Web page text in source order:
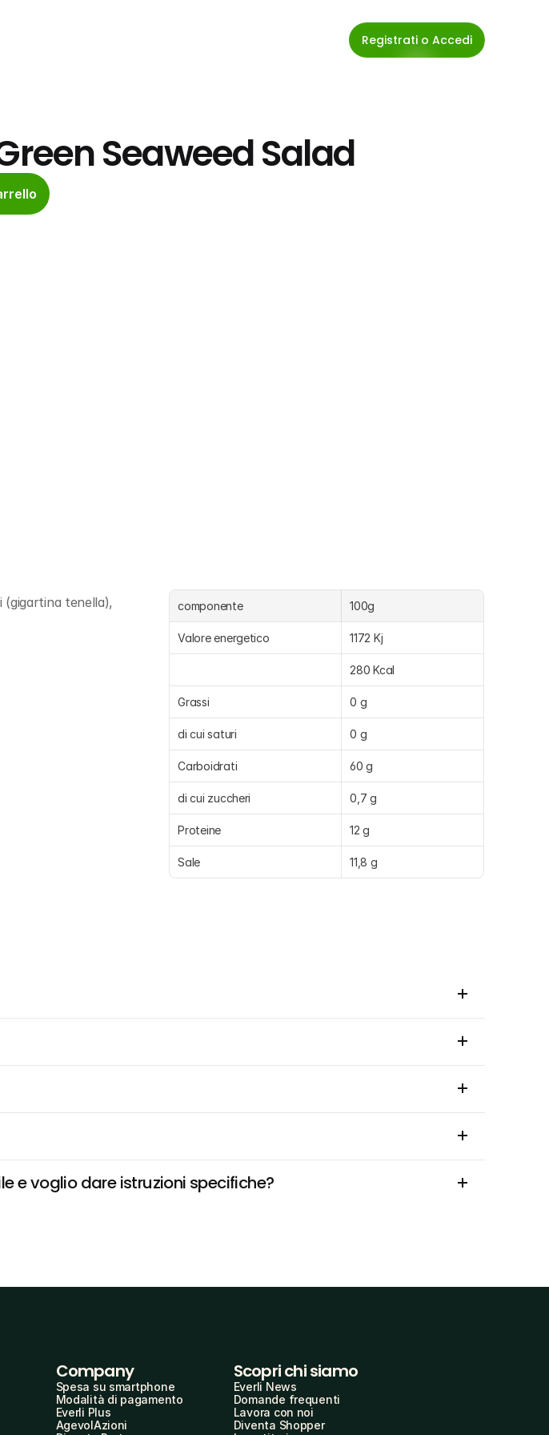
Registrati o Accedi
Seaweed Salad
(gigartina tenella),
componente 100g
Valore energetico 1172 Kj
280 Kcal
Grassi 0 g
di cui saturi 0 g
Carboidrati 60 g
di cui zuccheri 0,7 g
Proteine 12 g
Sale 11,8 g
e voglio dare istruzioni specifiche?
Company
Spesa su smartphone
Modalità di pagamento
Everli Plus
AgevolAzioni
Scopri chi siamo
Everli News
Domande frequenti
Lavora con noi
Diventa Shopper